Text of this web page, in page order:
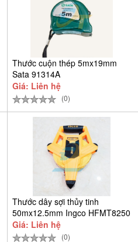
Thước cuộn thép 5mx19mm
Sata 91314A
Giá: Liên hệ
(0)
Thước dây sợi thủy tinh
50mx12.5mm Ingco HFMT8250
Giá: Liên hệ
(0)